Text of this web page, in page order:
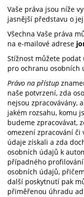
Vaše práva jsou níže
jasnější představu o
Všechna Vaše práva
na e-mailové adrese
Stížnost můžete
pro ochranu osobních
Právo na přístup
naše potvrzení, zda
nejsou zpracovávány,
jakém rozsahu, komu
budeme zpracovávat,
omezení zpracování
údaje získali a zda
osobních údajů k
případného
osobních údajů,
další poskytnutí pak
přiměřenou úhradu